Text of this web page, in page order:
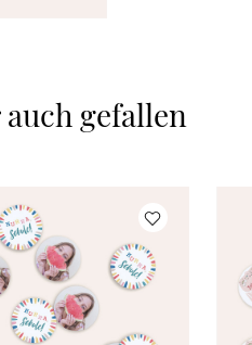
gefallen